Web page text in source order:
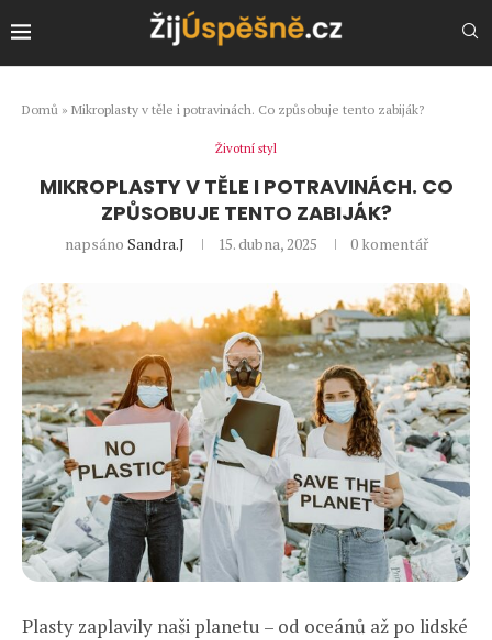
Domů » Mikroplasty v těle i potravinách. Co způsobuje tento zabiják?
Životní styl
MIKROPLASTY V TĚLE I POTRAVINÁCH. CO
ZPŮSOBUJE TENTO ZABIJÁK?
napsáno Sandra.J 15. dubna, 2025 0 komentář
Plasty zaplavily naši planetu – od oceánů až po lidské